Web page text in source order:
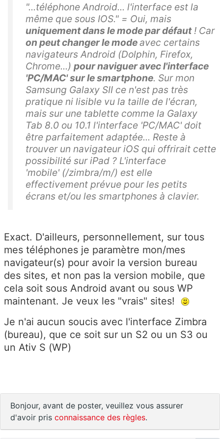
"...téléphone Android... l'interface est la
même que sous IOS." = Oui, mais
uniquement dans le mode par défaut! Car
on peut changer le modeavec certains
navigateurs Android (Dolphin, Firefox,
Chrome...) pour naviguer avec l'interface
'PC/MAC' sur le smartphone. Sur mon
Samsung Galaxy SII ce n'est pas très
pratique ni lisible vu la taille de l'écran,
mais sur une tablette comme la Galaxy
Tab 8.0 ou 10.1 l'interface 'PC/MAC' doit
être parfaitement adaptée... Reste à
trouver un navigateur iOS qui offrirait cette
possibilité sur iPad ? L'interface
'mobile' (/zimbra/m/) est elle
effectivement prévue pour les petits
écrans et/ou les smartphones à clavier.
Exact. D'ailleurs, personnellement, sur tous
mes téléphones je paramètre mon/mes
navigateur(s) pour avoir la version bureau
des sites, et non pas la version mobile, que
cela soit sous Android avant ou sous WP
maintenant. Je veux les "vrais" sites!
Je n'ai aucun soucis avec l'interface Zimbra
(bureau), que ce soit sur un S2 ou un S3 ou
un Ativ S (WP)
Bonjour, avant de poster, veuillez vous assurer
d'avoir pris connaissance des règles.